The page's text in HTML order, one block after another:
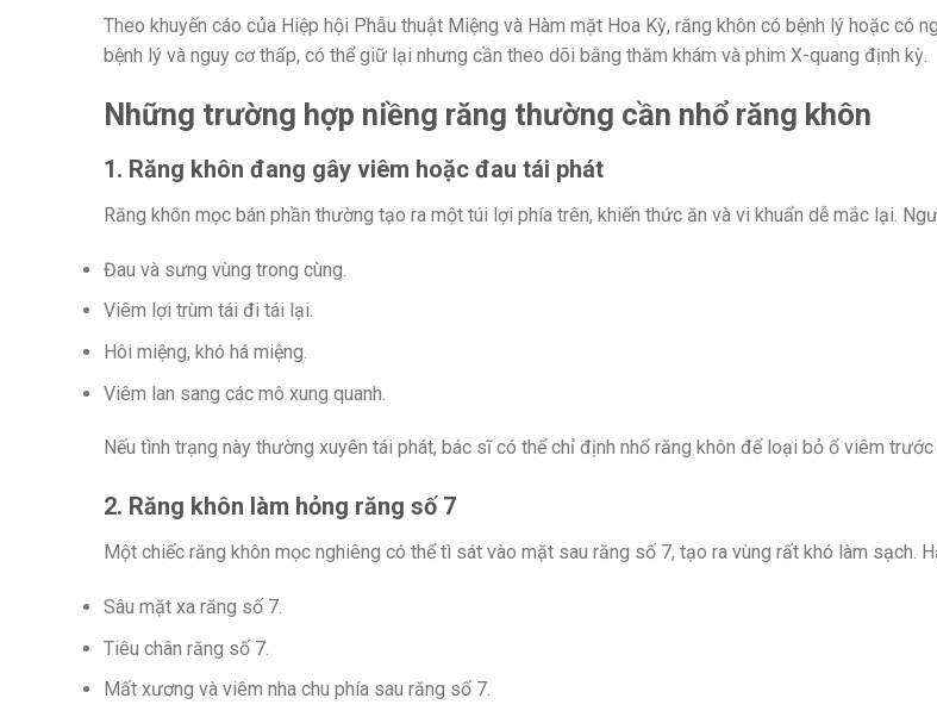
Theo khuyến cáo của Hiệp hội Phẫu thuật Miệng và Hàm mặt Hoa Kỳ, răng khôn có bệnh lý hoặc có
bệnh lý và nguy cơ thấp, có thể giữ lại nhưng cần theo dõi bằng thăm khám và phim X-quang định kỳ.
Những trường hợp niềng răng thường cần nhổ răng khôn
1. Răng khôn đang gây viêm hoặc đau tái phát
Răng khôn mọc bán phần thường tạo ra một túi lợi phía trên, khiến thức ăn và vi khuẩn dễ mắc lại.
Đau và sưng vùng trong cùng.
Viêm lợi trùm tái đi tái lại.
Hôi miệng, khó há miệng.
Viêm lan sang các mô xung quanh.
Nếu tình trạng này thường xuyên tái phát, bác sĩ có thể chỉ định nhổ răng khôn để loại bỏ ổ viêm
2. Răng khôn làm hỏng răng số 7
Một chiếc răng khôn mọc nghiêng có thể tì sát vào mặt sau răng số 7, tạo ra vùng rất khó làm sạch.
Sâu mặt xa răng số 7.
Tiêu chân răng số 7.
Mất xương và viêm nha chu phía sau răng số 7.